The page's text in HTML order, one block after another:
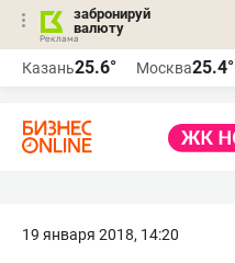
забронируй
валюту
Казань25.6° Москва25.4°
19 января 2018, 14:20